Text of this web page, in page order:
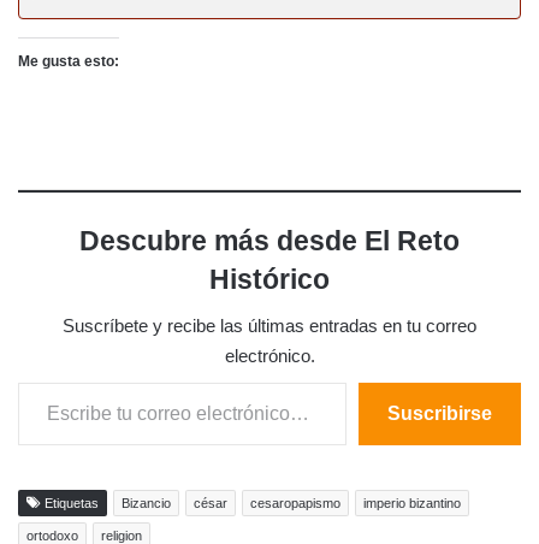
Me gusta esto:
Descubre más desde El Reto
Histórico
Suscríbete y recibe las últimas entradas en tu correo
electrónico.
Escribe tu correo electrónico…
Suscribirse
Etiquetas Bizancio césar cesaropapismo imperio bizantino
ortodoxo religion